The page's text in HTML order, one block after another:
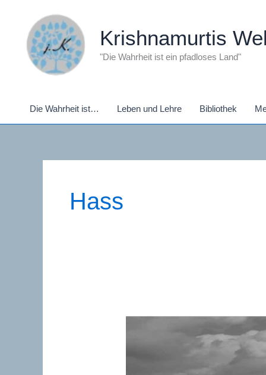
springen
Krishnamurtis
"Die Wahrheit ist ein pfadloses Land"
Die Wahrheit ist… Leben und Lehre Bibliothek
Hass